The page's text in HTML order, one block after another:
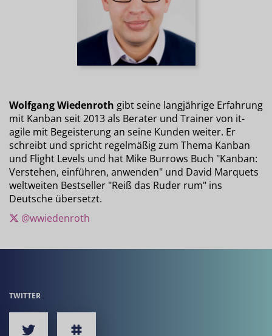
Wolfgang Wiedenroth gibt seine langjährige Erfahrung
mit Kanban seit 2013 als Berater und Trainer von it-
agile mit Begeisterung an seine Kunden weiter. Er
schreibt und spricht regelmäßig zum Thema Kanban
und Flight Levels und hat Mike Burrows Buch "Kanban:
Verstehen, einführen, anwenden" und David Marquets
weltweiten Bestseller "Reiß das Ruder rum" ins
Deutsche übersetzt.
@wwiedenroth
TWITTER